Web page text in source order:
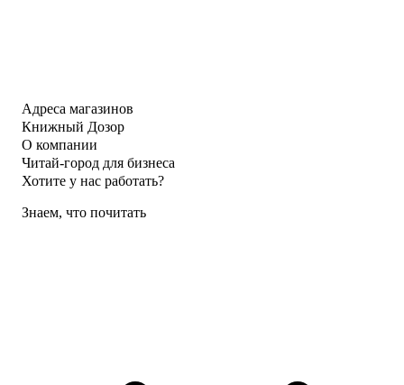
Адреса магазинов
Книжный Дозор
О компании
Читай-город для бизнеса
Хотите у нас работать?
Знаем, что почитать